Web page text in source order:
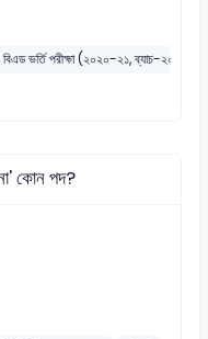
ভর্তি পরীক্ষা (২০২০-২১, ব্যাচ-২০২১)
কোন পদ?